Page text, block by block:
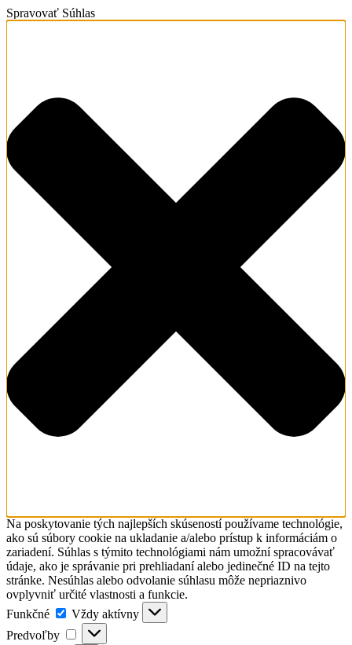
Spravovať Súhlas
Na poskytovanie tých najlepších skúseností používame technológie,
ako sú súbory cookie na ukladanie a/alebo prístup k informáciám o
zariadení. Súhlas s týmito technológiami nám umožní spracovávať
údaje, ako je správanie pri prehliadaní alebo jedinečné ID na tejto
stránke. Nesúhlas alebo odvolanie súhlasu môže nepriaznivo
ovplyvniť určité vlastnosti a funkcie.
Funkčné
Funkčné
Vždy aktívny
Predvoľby
Predvoľby